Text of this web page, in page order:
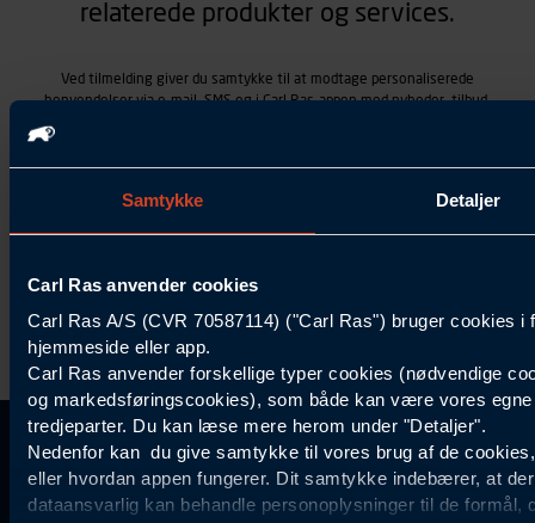
Samtykke Detaljer
Carl Ras anvender cookies
Carl Ras A/S (CVR 70587114) ("Carl Ras") bruger cookies
hjemmeside eller app.
Carl Ras anvender forskellige typer cookies (nødvendige
og markedsføringscookies), som både kan være vores
tredjeparter. Du kan læse mere herom under "Detaljer".
Nedenfor kan du give samtykke til vores brug af de
eller hvordan appen fungerer. Dit samtykke indebærer, at
dataansvarlig kan behandle personoplysninger til de formål,
relaterede produkter og services.
Ved tilmelding giver du samtykke til at modtage personaliserede
henvendelser via e-mail, SMS og i Carl Ras-appen med nyheder, tilbud,
kontaktoplysninger, produkter, du viser interesse for hos Carl Ras
Samtykket betyder også, at Carl Ras A/S som dataansvarlig kan
vorespersondatapolitik
Kontakt Kundeservice
44 85 55
Information
Carl Ras Gruppen
Om os
Kundefordele
Bliv kontokunde
Services
Inspiration
Specialisten
Produktløsninger